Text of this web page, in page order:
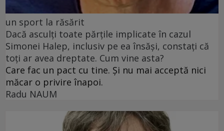
un sport la răsărit
Dacă asculți toate părțile implicate în cazul
Simonei Halep, inclusiv pe ea însăși, constați că
toți ar avea dreptate. Cum vine asta?
Care fac un pact cu tine. Și nu mai acceptă nici
măcar o privire înapoi.
Radu NAUM